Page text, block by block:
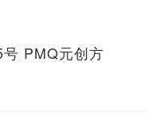
PMQ元创方